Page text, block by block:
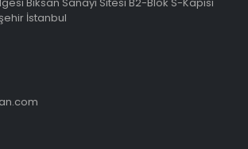
İstanbul